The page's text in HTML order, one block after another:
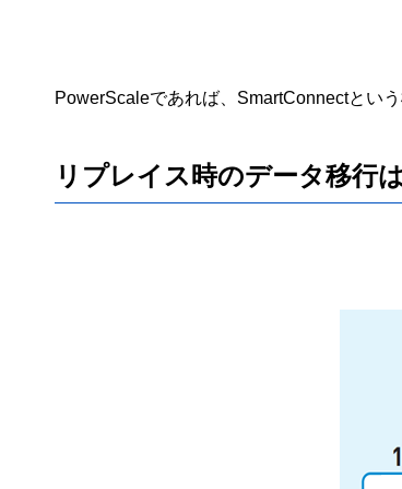
PowerScaleであれば、SmartConnectとい
リプレイス時のデータ移行